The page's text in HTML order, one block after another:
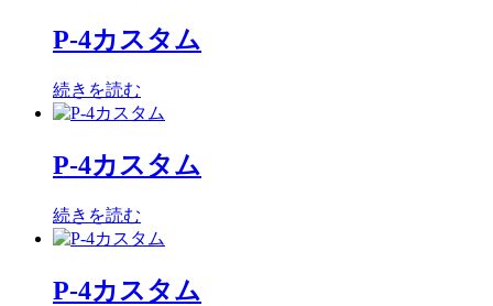
P-4カスタム
続きを読む
P-4カスタム
続きを読む
P-4カスタム